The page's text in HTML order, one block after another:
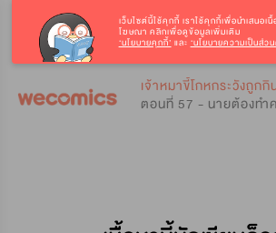
เจ้าหมาขี้โกหกระวังถูกกิ
เว็บไซต์นี้ใช้คุกกี้ เราใช้คุกกี้เพื่อนำเสนอเนื้
โฆษณา คลิกเพื่อดูข้อมูลเพิ่มเติม
‘นโยบายคุกกี้’ และ ‘นโยบายความเป็นส่ว